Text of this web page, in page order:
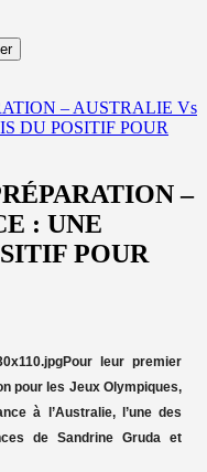
– AUSTRALIE Vs
DU POSITIF POUR
–
: UNE
POUR
Pour leur premier
pour les Jeux Olympiques,
à l’Australie, l’une des
de Sandrine Gruda et